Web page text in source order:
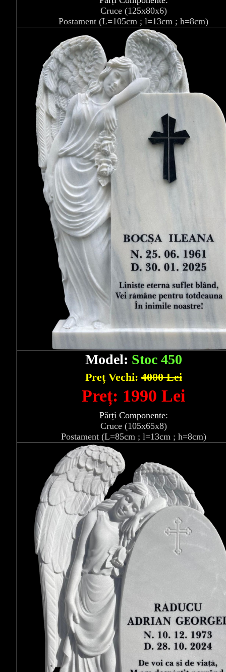
Cruce (125x80x6)
Postament (L=105cm ; l=13cm ; h=8cm)
Model: Stoc 450
Preț Vechi:4000 Lei
Preț: 1990 Lei
Părți Componente:
Cruce (105x65x8)
Postament (L=85cm ; l=13cm ; h=8cm)